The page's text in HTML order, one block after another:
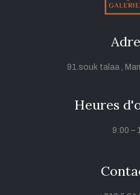
91.souk talaa ,
Heures
9:00 –